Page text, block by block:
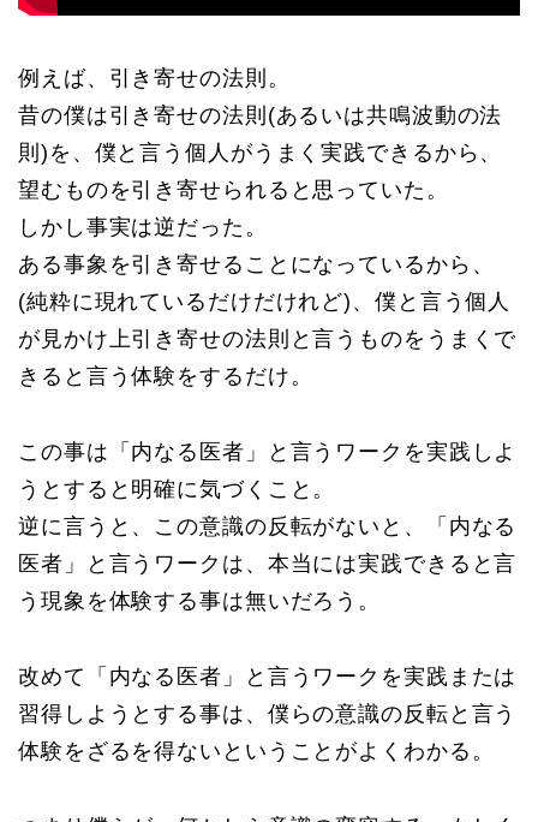
例えば、引き寄せの法則。
昔の僕は引き寄せの法則(あるいは共鳴波動の法
則)を、僕と言う個人がうまく実践できるから、
望むものを引き寄せられると思っていた。
しかし事実は逆だった。
ある事象を引き寄せることになっているから、
(純粋に現れているだけだけれど)、僕と言う個人
が見かけ上引き寄せの法則と言うものをうまくで
きると言う体験をするだけ。
この事は「内なる医者」と言うワークを実践しよ
うとすると明確に気づくこと。
逆に言うと、この意識の反転がないと、「内なる
医者」と言うワークは、本当には実践できると言
う現象を体験する事は無いだろう。
改めて「内なる医者」と言うワークを実践または
習得しようとする事は、僕らの意識の反転と言う
体験をざるを得ないということがよくわかる。